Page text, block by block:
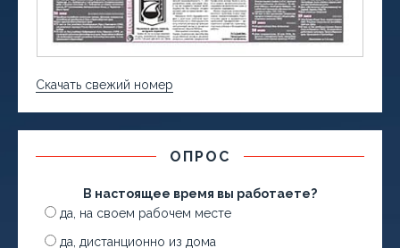
Скачать свежий номер
ОПРОС
В настоящее время вы работаете?
да, на своем рабочем месте
да, дистанционно из дома